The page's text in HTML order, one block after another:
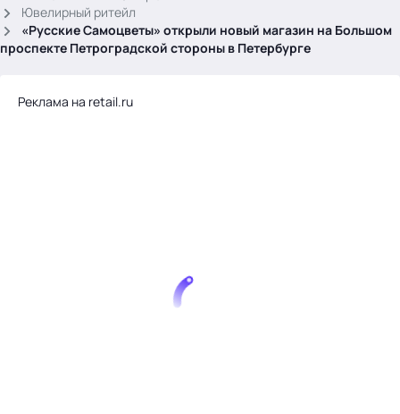
Ювелирный ритейл
«Русские Самоцветы» открыли новый магазин на Большом
проспекте Петроградской стороны в Петербурге
Реклама на retail.ru